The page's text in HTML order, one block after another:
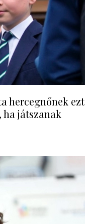
hercegnőnek ezt
játszanak